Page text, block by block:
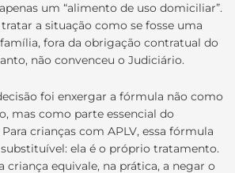
um “alimento de uso domiciliar”.
a situação como se fosse uma
fora da obrigação contratual do
não convenceu o Judiciário.
foi enxergar a fórmula não como
mas como parte essencial do
crianças com APLV, essa fórmula
ela é o próprio tratamento.
criança equivale, na prática, a negar o